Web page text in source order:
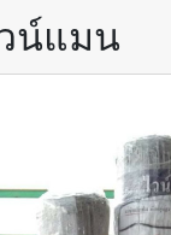
น์แมน